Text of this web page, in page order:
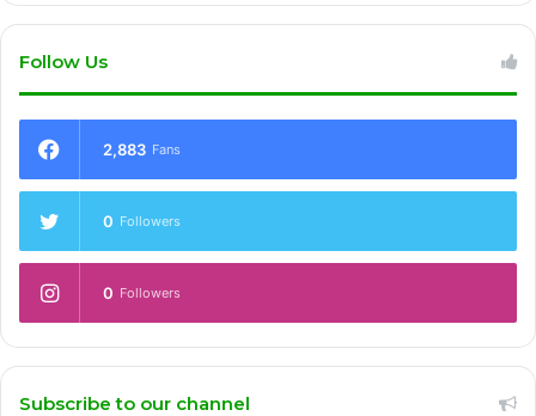
Follow Us
2,883 Fans
0 Followers
0 Followers
Subscribe to our channel